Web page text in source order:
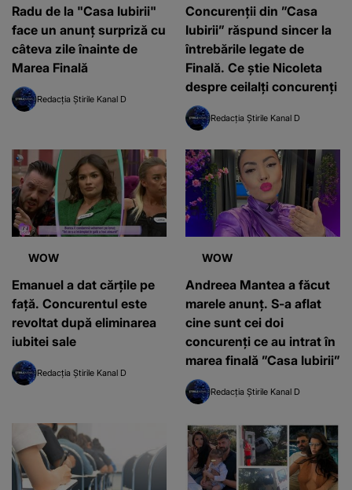
Radu de la "Casa Iubirii"
face un anunț surpriză cu
câteva zile înainte de
Marea Finală
Redacția Știrile Kanal D
Concurenții din ”Casa
Iubirii” răspund sincer la
întrebările legate de
Finală. Ce știe Nicoleta
despre ceilalți concurenți
Redacția Știrile Kanal D
WOW
Emanuel a dat cărțile pe
față. Concurentul este
revoltat după eliminarea
iubitei sale
Redacția Știrile Kanal D
WOW
Andreea Mantea a făcut
marele anunț. S-a aflat
cine sunt cei doi
concurenți ce au intrat în
marea finală ”Casa Iubirii”
Redacția Știrile Kanal D